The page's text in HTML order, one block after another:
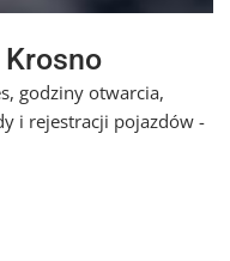
Krosno
godziny otwarcia,
i rejestracji pojazdów -